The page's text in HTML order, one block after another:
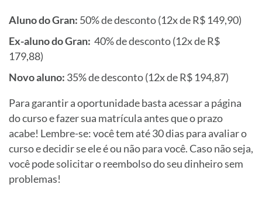
Aluno do Gran: 50% de desconto (12x de R$ 149,90)
Ex-aluno do Gran: 40% de desconto (12x de R$
179,88)
Novo aluno: 35% de desconto (12x de R$ 194,87)
Para garantir a oportunidade basta acessar a página
do curso e fazer sua matrícula antes que o prazo
acabe! Lembre-se: você tem até 30 dias para avaliar o
curso e decidir se ele é ou não para você. Caso não seja,
você pode solicitar o reembolso do seu dinheiro sem
problemas!